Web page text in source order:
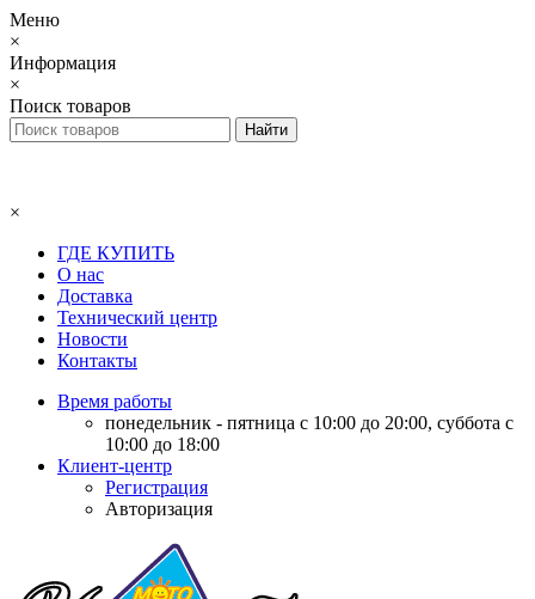
Меню
×
Информация
×
Поиск товаров
×
ГДЕ КУПИТЬ
О нас
Доставка
Технический центр
Новости
Контакты
Время работы
понедельник - пятница с 10:00 до 20:00, суббота с
10:00 до 18:00
Клиент-центр
Регистрация
Авторизация